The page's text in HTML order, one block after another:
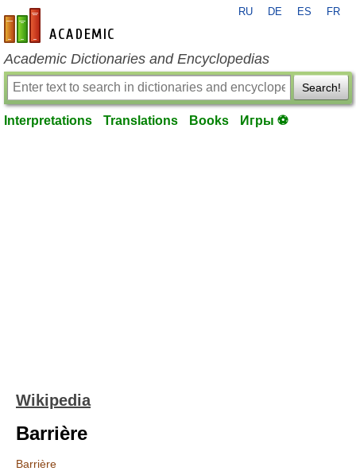
en-academic.com
RU DE ES FR
Academic Dictionaries and Encyclopedias
Search!
Interpretations Translations Books Игры ⚽
Wikipedia
Barrière
Barrière